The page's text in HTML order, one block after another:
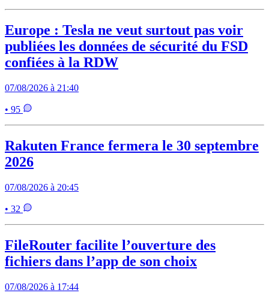
Europe : Tesla ne veut surtout pas voir
publiées les données de sécurité du FSD
confiées à la RDW
07/08/2026 à 21:40
• 95
Rakuten France fermera le 30 septembre
2026
07/08/2026 à 20:45
• 32
FileRouter facilite l’ouverture des
fichiers dans l’app de son choix
07/08/2026 à 17:44